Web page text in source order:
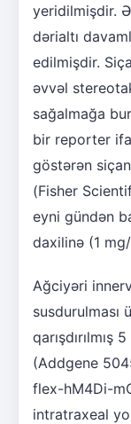
yeridilmişdir.
dərialtı
edilmişdir.
əvvəl
sağalmağa
bir reporter
göstərən
(Fisher
eyni gündən
daxilinə (1
Ağciyəri
susdurulması
(Addgene
flex-hM4Di-
intratraxeal